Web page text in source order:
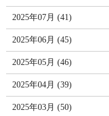
2025年07月 (41)
2025年06月 (45)
2025年05月 (46)
2025年04月 (39)
2025年03月 (50)